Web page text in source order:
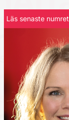
Läs senaste numret